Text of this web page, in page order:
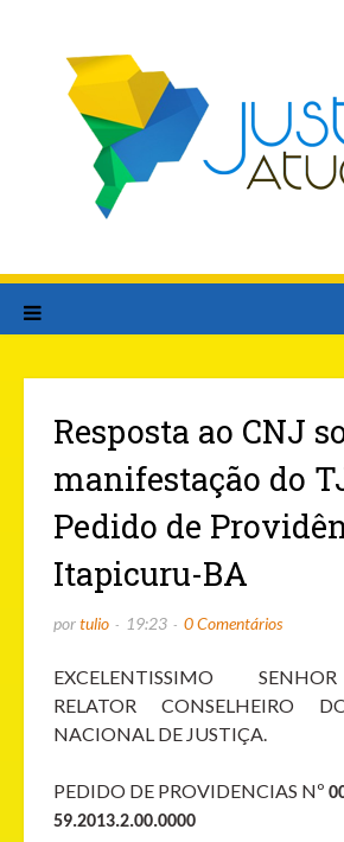
Resposta ao CNJ
manifestação do
Pedido de
Itapicuru-BA
portulio 19:23 0 Comentários
EXCELENTISSIMO
RELATOR CONSELHEIRO
NACIONAL DE JUSTIÇA.
PEDIDO DE PROVIDENCIAS Nº
59.2013.2.00.0000